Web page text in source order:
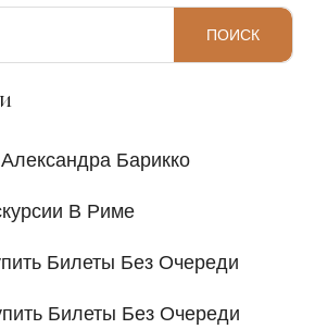
ПОИСК
Барикко
В Риме
Билеты Без Очереди
Билеты Без Очереди